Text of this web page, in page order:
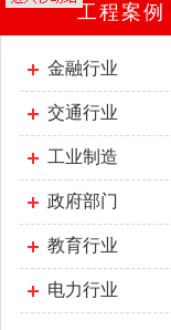
工程案例
金融行业
交通行业
工业制造
政府部门
教育行业
电力行业